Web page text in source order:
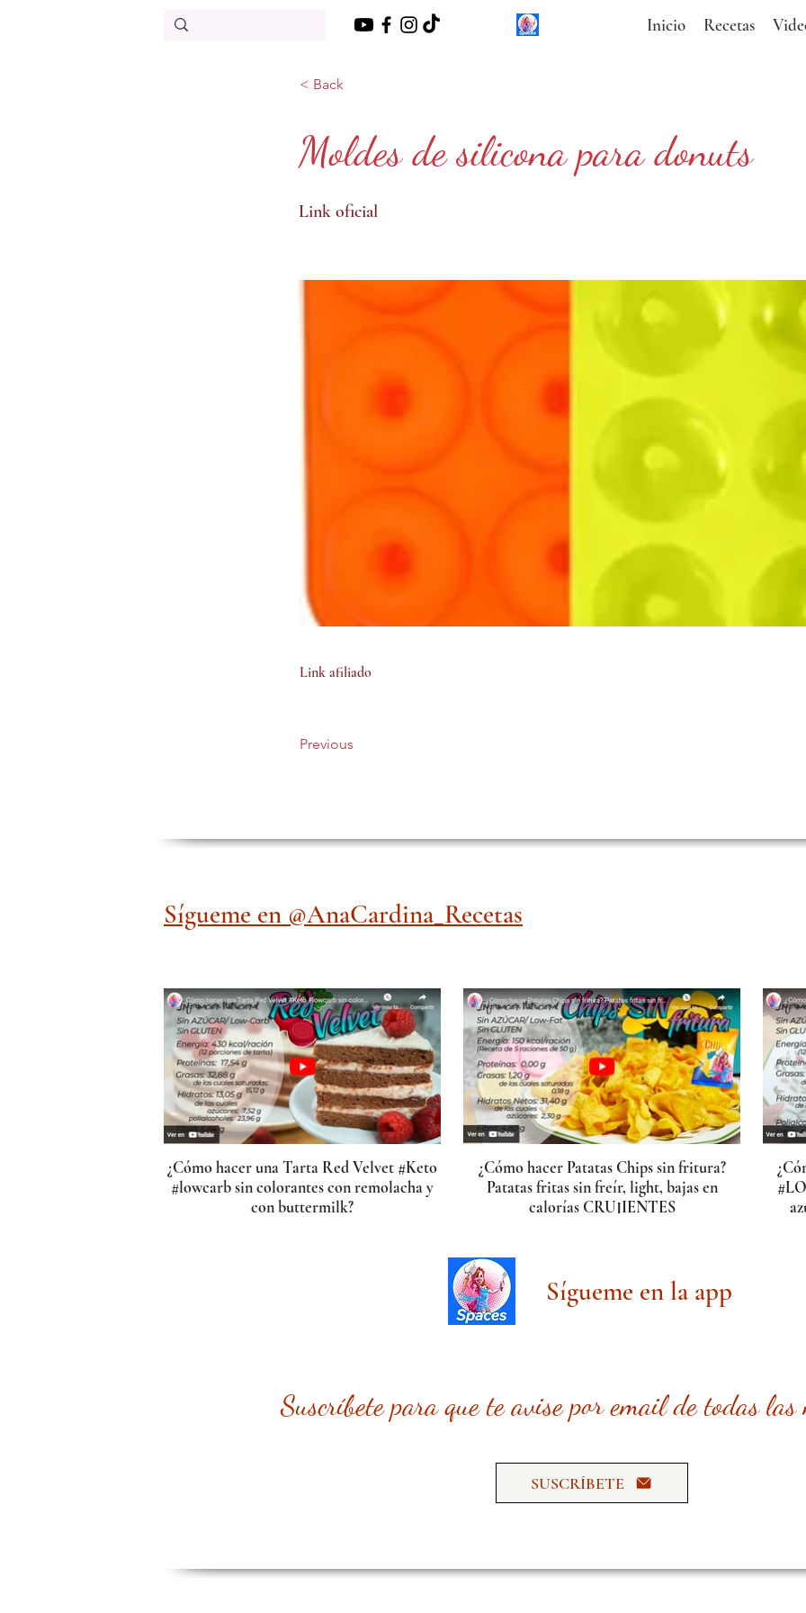
Inicio Recetas
< Back
Moldes de silicona para donuts
Link oficial
Link afiliado
Previous
Sígueme en @AnaCardina_Recetas
¿Cómo hacer una Tarta Red Velvet #Keto
#lowcarb sin colorantes con remolacha y
con buttermilk?
¿Cómo hacer Patatas Chips sin fritura?
Patatas fritas sin freír, light, bajas en
calorías CRUJIENTES
Sígueme en la app
Suscríbete para que te avise por email de todas las
SUSCRÍBETE